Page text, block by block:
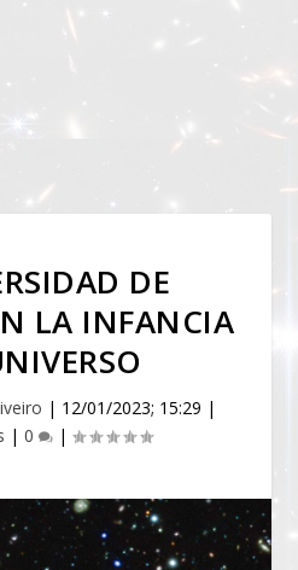
DE
LA INFANCIA
| 12/01/2023; 15:29 |
| 0 |